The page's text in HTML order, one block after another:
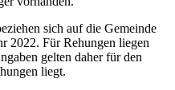
sich auf die Gemeinde
2022. Für Rehungen liegen
gelten daher für den
liegt.